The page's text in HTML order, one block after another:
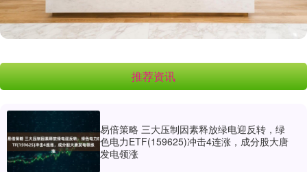
推荐资讯
易倍策略 三大压制因素释放绿电迎反转，绿
色电力ETF(159625)冲击4连涨，成分股大唐
发电领涨